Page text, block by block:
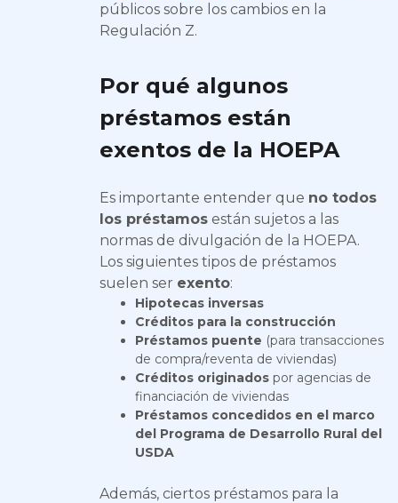
públicos sobre los cambios en la
Regulación Z.
Por qué algunos
préstamos están
exentos de la HOEPA
Es importante entender que no todos
los préstamos están sujetos a las
normas de divulgación de la HOEPA.
Los siguientes tipos de préstamos
suelen ser exento:
Hipotecas inversas
Créditos para la construcción
Préstamos puente (para transacciones
de compra/reventa de viviendas)
Créditos originados por agencias de
financiación de viviendas
Préstamos concedidos en el marco
del Programa de Desarrollo Rural del
USDA
Además, ciertos préstamos para la